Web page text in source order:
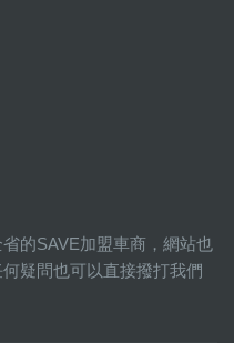
的SAVE加盟車商，網站也
疑問也可以直接撥打我們